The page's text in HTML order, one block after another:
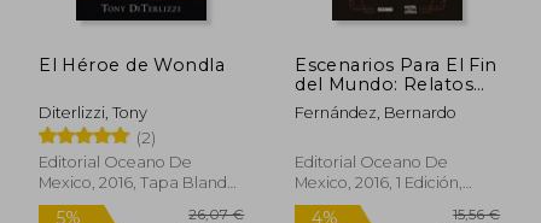
El Héroe de Wondla
Diterlizzi, Tony
(2)
Editorial Oceano De
Mexico, 2016, Tapa Blanda,
Nuevo
Escenarios Para El Fin
del Mundo: Relatos
Reunidos
Fernández, Bernardo
Editorial Oceano De
Mexico, 2016, 1 Edición,
Tapa Blanda, Nuevo